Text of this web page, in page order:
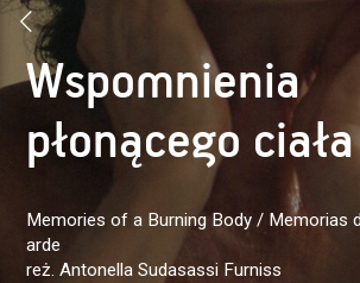
Wspomnienia
płonącego ciała
Memories of a Burning Body / Memorias
arde
reż. Antonella Sudasassi Furniss